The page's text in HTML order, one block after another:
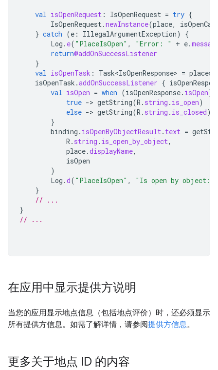
val isOpenRequest : IsOpenRequest = try {
IsOpenRequest.newInstance(place,
} catch (e : IllegalArgumentException)
{
Log . e( "PlaceIsOpen" , "Error: " + e.
return@addOnSuccessListener
}
val isOpenTask : Task<IsOpenResponse> =
isOpenTask .addOnSuccessListener {
val isOpen = when (isOpenResponse. isOpen)
true -> getString(R . string . is_open)
else -> getString(R . string . is_closed)
}
binding . isOpenByObjectResult. text =
R . string . is_open_by_object,
place.displayName,
isOpen
)
Log .d( "PlaceIsOpen" , "Is open by object:
}
// ...
}
// ...
在应用中显示提供方说明
当您的应用显示地点信息（包括地点评价）时，还必须显示
所有提供方信息。如需了解详情，请参阅提供方信息。
更多关于地点 ID 的内容